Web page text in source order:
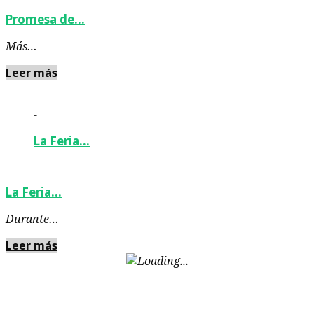
Promesa de…
Más…
Leer más
-
La Feria…
La Feria…
Durante…
Leer más